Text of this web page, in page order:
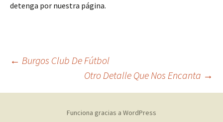
detenga por nuestra página.
Navegación
de
← Burgos Club De Fútbol
Otro Detalle Que Nos Encanta →
Funciona gracias a WordPress